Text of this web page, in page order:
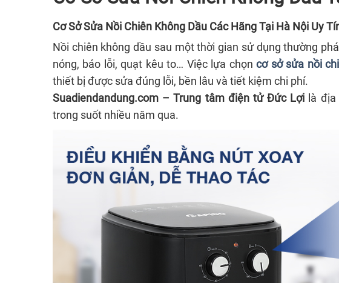
Cơ Sở Sửa Nồi Chiên Không Dầu Các Hãng Tại Hà Nội Uy
Nồi chiên không dầu sau một thời gian sử dụng thường
nóng, báo lỗi, quạt kêu to… Việc lựa chọncơ sở sửa nồi
thiết bị được sửa đúng lỗi, bền lâu và tiết kiệm chi phí.
Suadiendandung.com – Trung tâm điện tử Đức Lợi là địa
trong suốt nhiều năm qua.